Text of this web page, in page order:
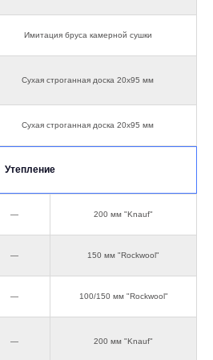
Имитация бруса камерной сушки
Сухая строганная доска 20х95 мм
Сухая строганная доска 20х95 мм
Утепление
— 200 мм "Knauf"
— 150 мм "Rockwool"
— 100/150 мм "Rockwool"
— 200 мм "Knauf"